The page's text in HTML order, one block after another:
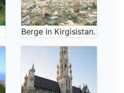
Berge in Kirgisistan.